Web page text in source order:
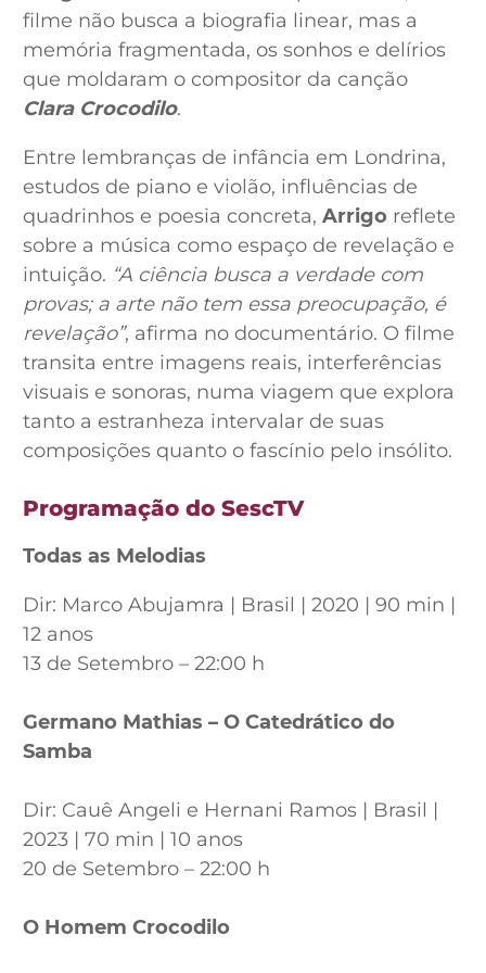
filme não busca a biografia linear, mas a
memória fragmentada, os sonhos e delírios
que moldaram o compositor da canção
Clara Crocodilo.
Entre lembranças de infância em Londrina,
estudos de piano e violão, influências de
quadrinhos e poesia concreta, Arrigo reflete
sobre a música como espaço de revelação e
intuição. “A ciência busca a verdade com
provas; a arte não tem essa preocupação, é
revelação”, afirma no documentário. O filme
transita entre imagens reais, interferências
visuais e sonoras, numa viagem que explora
tanto a estranheza intervalar de suas
composições quanto o fascínio pelo insólito.
Programação do SescTV
Todas as Melodias
Dir: Marco Abujamra | Brasil | 2020 | 90 min |
12 anos
13 de Setembro – 22:00 h
Germano Mathias – O Catedrático do
Samba
Dir: Cauê Angeli e Hernani Ramos | Brasil |
2023 | 70 min | 10 anos
20 de Setembro – 22:00 h
O Homem Crocodilo